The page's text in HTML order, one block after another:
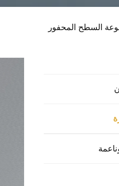
السطح المحفور